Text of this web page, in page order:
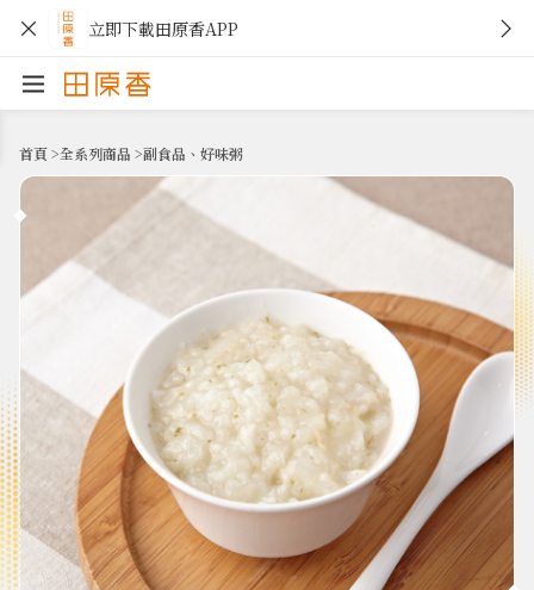
立即下載田原香APP
首頁>全系列商品 >副食品、好味粥